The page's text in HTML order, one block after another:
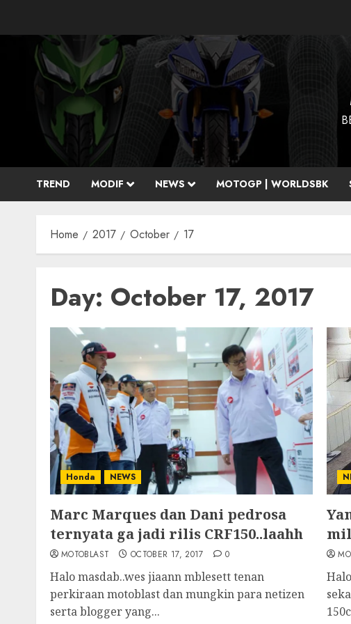
TREND MODIF NEWS MOTOGP | WORLDSBK
Home 2017 October 17
Day: October 17, 2017
Honda NEWS
Marc Marques dan Dani pedrosa
ternyata ga jadi rilis CRF150..laahh
MOTOBLAST OCTOBER 17, 2017 0
Halo masdab..wes jiaann mblesett tenan
perkiraan motoblast dan mungkin para netizen
serta blogger yang...